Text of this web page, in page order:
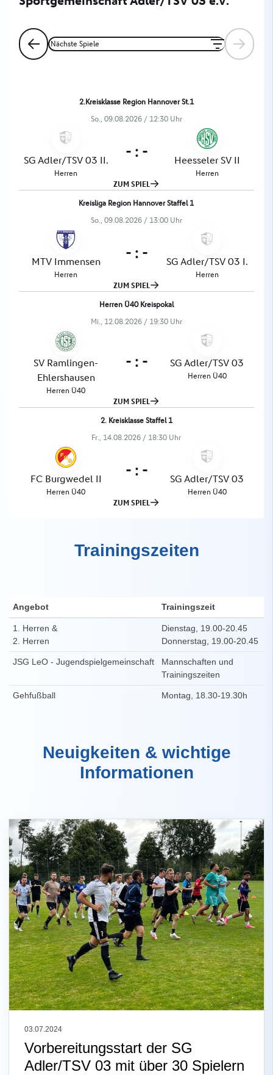
Trainingszeiten
Angebot Trainingszeit
1. Herren &
2. Herren
Dienstag, 19.00-20.45
Donnerstag, 19.00-20.45
JSG LeO - Jugendspielgemeinschaft
Mannschaften und
Trainingszeiten
Gehfußball Montag, 18.30-19.30h
Neuigkeiten & wichtige
Informationen
03.07.2024
Vorbereitungsstart der SG
Adler/TSV 03 mit über 30 Spielern